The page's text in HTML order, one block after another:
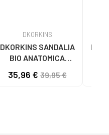
DKORKINS
DKORKINS SANDALIA
BIO ANATOMICA
PARIS MARRON
35,96 €39,95 €